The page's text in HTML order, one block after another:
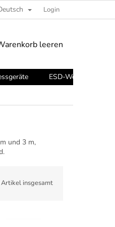
Login
leeren
ESD-Werkzeuge
und 3 m,
Artikel insgesamt